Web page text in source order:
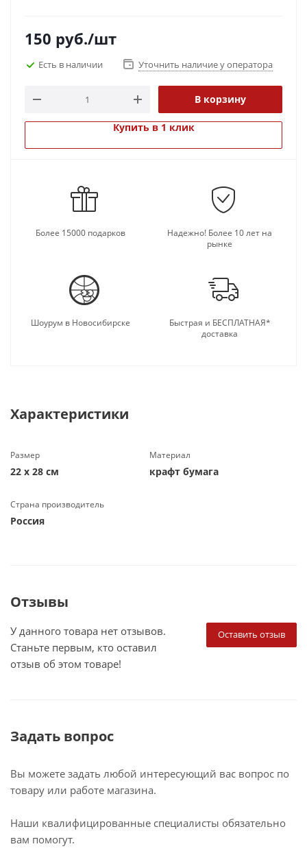
150 руб./шт
Есть в наличии Уточнить наличие у оператора
В корзину
Купить в 1 клик
Более 15000 подарков
Надежно! Более 10 лет на
рынке
Шоурум в Новосибирске
Быстрая и БЕСПЛАТНАЯ*
доставка
Характеристики
Размер
22 х 28 см
Материал
крафт бумага
Страна производитель
Россия
Отзывы
Оставить отзыв
У данного товара нет отзывов.
Станьте первым, кто оставил
отзыв об этом товаре!
Задать вопрос
Вы можете задать любой интересующий вас вопрос по
товару или работе магазина.
Наши квалифицированные специалисты обязательно
вам помогут.